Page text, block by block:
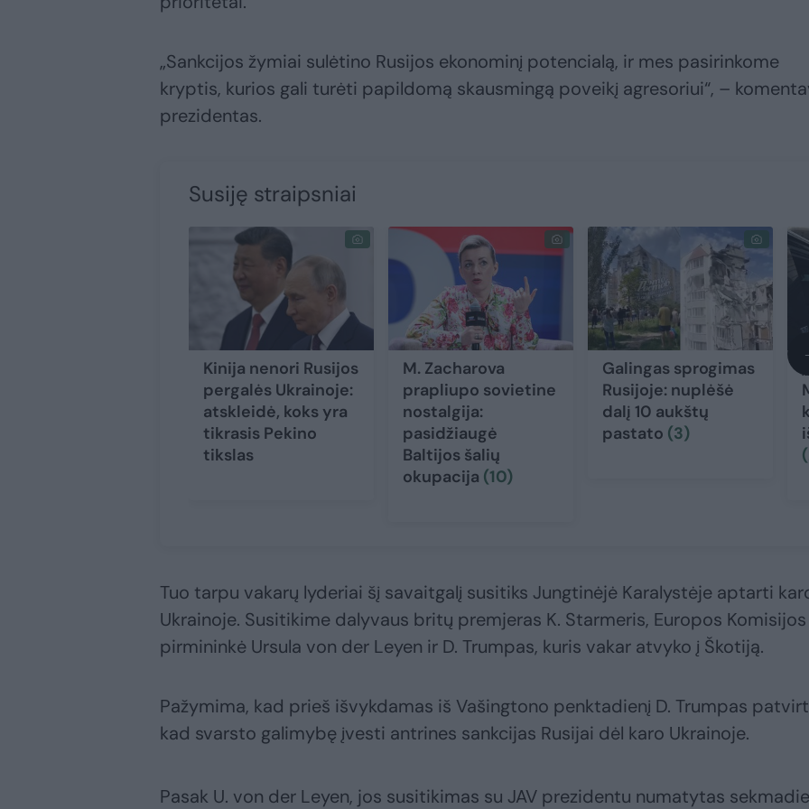
„Sankcijos žymiai sulėtino Rusijos ekonominį potencialą, ir mes pasirinkome
kryptis, kurios gali turėti papildomą skausmingą poveikį agresoriui“, –
prezidentas.
Susiję straipsniai
Kinija nenori Rusijos
pergalės Ukrainoje:
atskleidė, koks yra
tikrasis Pekino
tikslas
M. Zacharova
prapliupo sovietine
nostalgija:
pasidžiaugė
Baltijos šalių
okupacija (10)
Galingas sprogimas
Rusijoje: nuplėšė
dalį 10 aukštų
pastato (3)
Tuo tarpu vakarų lyderiai šį savaitgalį susitiks Jungtinėjė Karalystėje aptarti
Ukrainoje. Susitikime dalyvaus britų premjeras K. Starmeris, Europos Komisijos
pirmininkė Ursula von der Leyen ir D. Trumpas, kuris vakar atvyko į Škotiją.
Pažymima, kad prieš išvykdamas iš Vašingtono penktadienį D. Trumpas
kad svarsto galimybę įvesti antrines sankcijas Rusijai dėl karo Ukrainoje.
Pasak U. von der Leyen, jos susitikimas su JAV prezidentu numatytas